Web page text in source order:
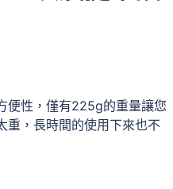
便性，僅有225g的重量讓您
重，長時間的使用下來也不